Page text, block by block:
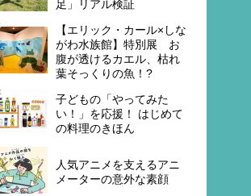
足」リアル検証
【エリック・カール×しな
がわ水族館】特別展 お
腹が透けるカエル、枯れ
葉そっくりの魚！?
子どもの「やってみた
い！」を応援！ はじめて
の料理のきほん
人気アニメを支えるアニ
メーターの意外な素顔